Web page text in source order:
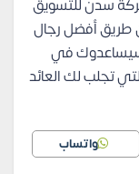
سدن للتسويق
طريق أفضل رجال
سيساعدوك في
تجلب لك العائد
واتساب